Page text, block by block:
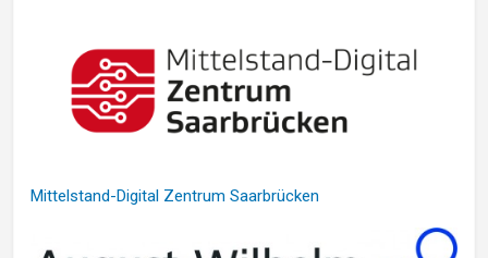
Mittelstand-Digital Zentrum Saarbrücken